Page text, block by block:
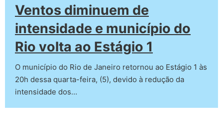
Ventos diminuem de
intensidade e município do
Rio volta ao Estágio 1
O município do Rio de Janeiro retornou ao Estágio 1 às
20h dessa quarta-feira, (5), devido à redução da
intensidade dos…